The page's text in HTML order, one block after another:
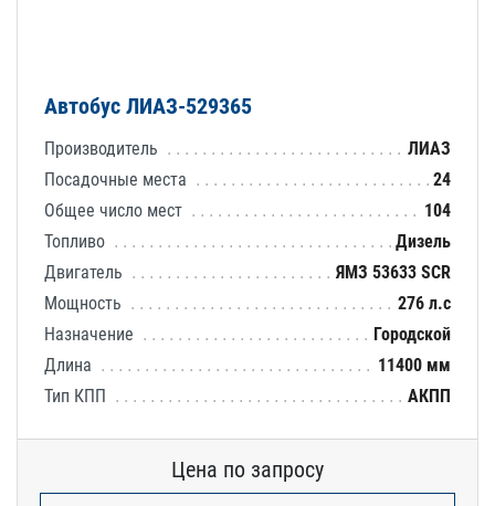
Автобус ЛИАЗ-529365
Производитель
ЛИАЗ
Посадочные места
24
Общее число мест
104
Топливо
Дизель
Двигатель
ЯМЗ 53633 SCR
Мощность
276 л.с
Назначение
Городской
Длина
11400 мм
Тип КПП
АКПП
Цена по запросу